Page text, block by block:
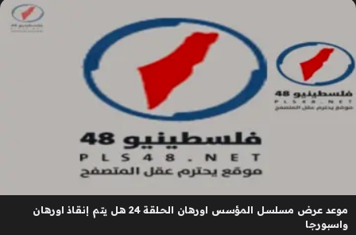
موعد عرض مسلسل المؤسس اورهان الحلقة 24 هل يتم إنقاذ اورهان
واسبورجا